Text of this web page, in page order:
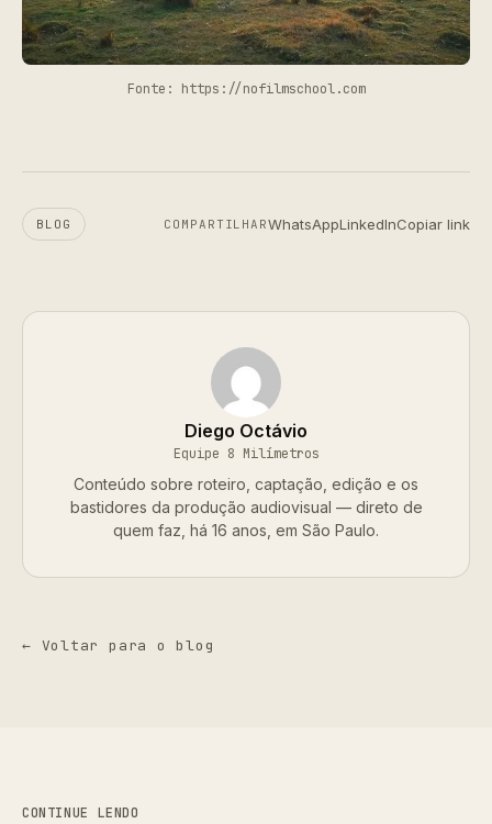
Fonte: https://nofilmschool.com
BLOG COMPARTILHARWhatsAppLinkedInCopiar link
Diego Octávio
Equipe 8 Milímetros
Conteúdo sobre roteiro, captação, edição e os
bastidores da produção audiovisual — direto de
quem faz, há 16 anos, em São Paulo.
← Voltar para o blog
CONTINUE LENDO